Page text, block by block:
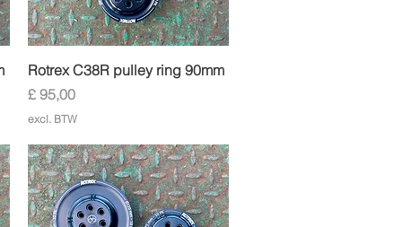
Snel overzicht
Rotrex C38R pulley ring 90mm
Prijs
£ 95,00
excl. BTW